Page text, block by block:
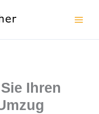
Ihren